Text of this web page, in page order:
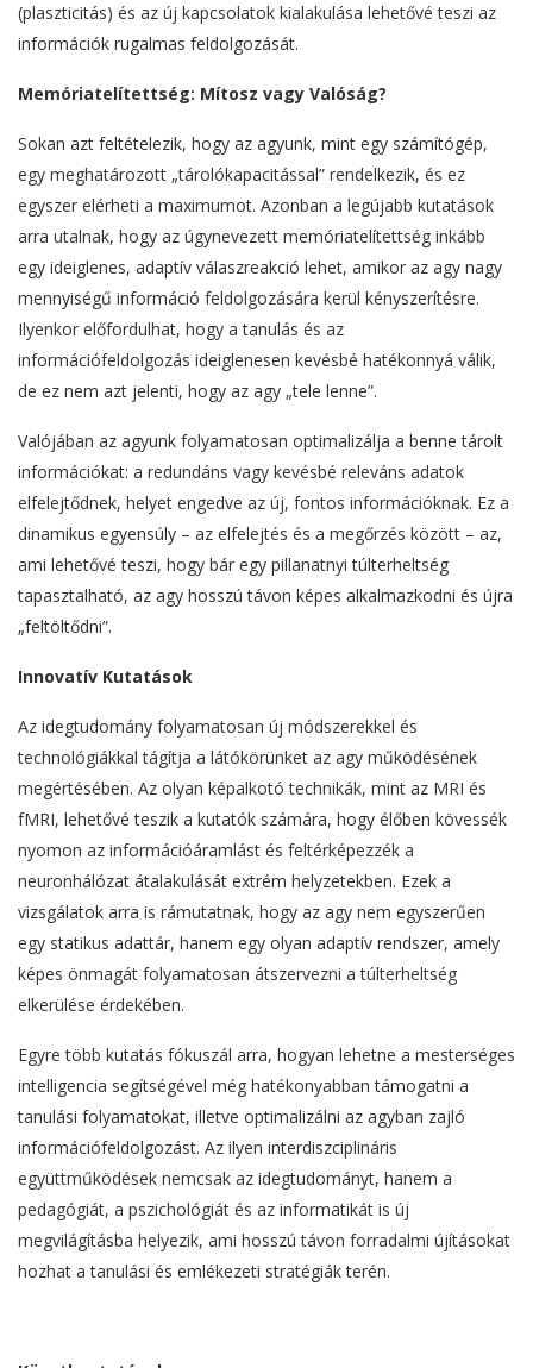
(plaszticitás) és az új kapcsolatok kialakulása lehetővé teszi az
információk rugalmas feldolgozását.
Memóriatelítettség: Mítosz vagy Valóság?
Sokan azt feltételezik, hogy az agyunk, mint egy számítógép,
egy meghatározott „tárolókapacitással” rendelkezik, és ez
egyszer elérheti a maximumot. Azonban a legújabb kutatások
arra utalnak, hogy az úgynevezett memóriatelítettség inkább
egy ideiglenes, adaptív válaszreakció lehet, amikor az agy nagy
mennyiségű információ feldolgozására kerül kényszerítésre.
Ilyenkor előfordulhat, hogy a tanulás és az
információfeldolgozás ideiglenesen kevésbé hatékonnyá válik,
de ez nem azt jelenti, hogy az agy „tele lenne”.
Valójában az agyunk folyamatosan optimalizálja a benne tárolt
információkat: a redundáns vagy kevésbé releváns adatok
elfelejtődnek, helyet engedve az új, fontos információknak. Ez a
dinamikus egyensúly – az elfelejtés és a megőrzés között – az,
ami lehetővé teszi, hogy bár egy pillanatnyi túlterheltség
tapasztalható, az agy hosszú távon képes alkalmazkodni és újra
„feltöltődni”.
Innovatív Kutatások
Az idegtudomány folyamatosan új módszerekkel és
technológiákkal tágítja a látókörünket az agy működésének
megértésében. Az olyan képalkotó technikák, mint az MRI és
fMRI, lehetővé teszik a kutatók számára, hogy élőben kövessék
nyomon az információáramlást és feltérképezzék a
neuronhálózat átalakulását extrém helyzetekben. Ezek a
vizsgálatok arra is rámutatnak, hogy az agy nem egyszerűen
egy statikus adattár, hanem egy olyan adaptív rendszer, amely
képes önmagát folyamatosan átszervezni a túlterheltség
elkerülése érdekében.
Egyre több kutatás fókuszál arra, hogyan lehetne a mesterséges
intelligencia segítségével még hatékonyabban támogatni a
tanulási folyamatokat, illetve optimalizálni az agyban zajló
információfeldolgozást. Az ilyen interdiszciplináris
együttműködések nemcsak az idegtudományt, hanem a
pedagógiát, a pszichológiát és az informatikát is új
megvilágításba helyezik, ami hosszú távon forradalmi újításokat
hozhat a tanulási és emlékezeti stratégiák terén.